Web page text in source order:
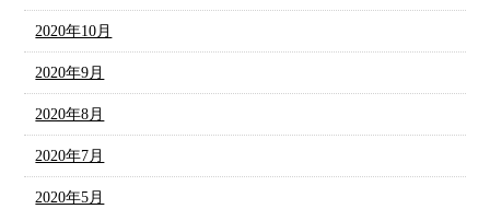
2020年10月
2020年9月
2020年8月
2020年7月
2020年5月